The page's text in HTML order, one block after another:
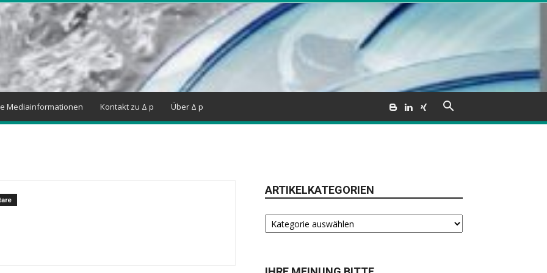
Mediainformationen Kontakt zu Δ p Über Δ p
ARTIKELKATEGORIEN
Artikelkategorien